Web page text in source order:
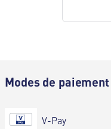
Modes de paiement
V-Pay